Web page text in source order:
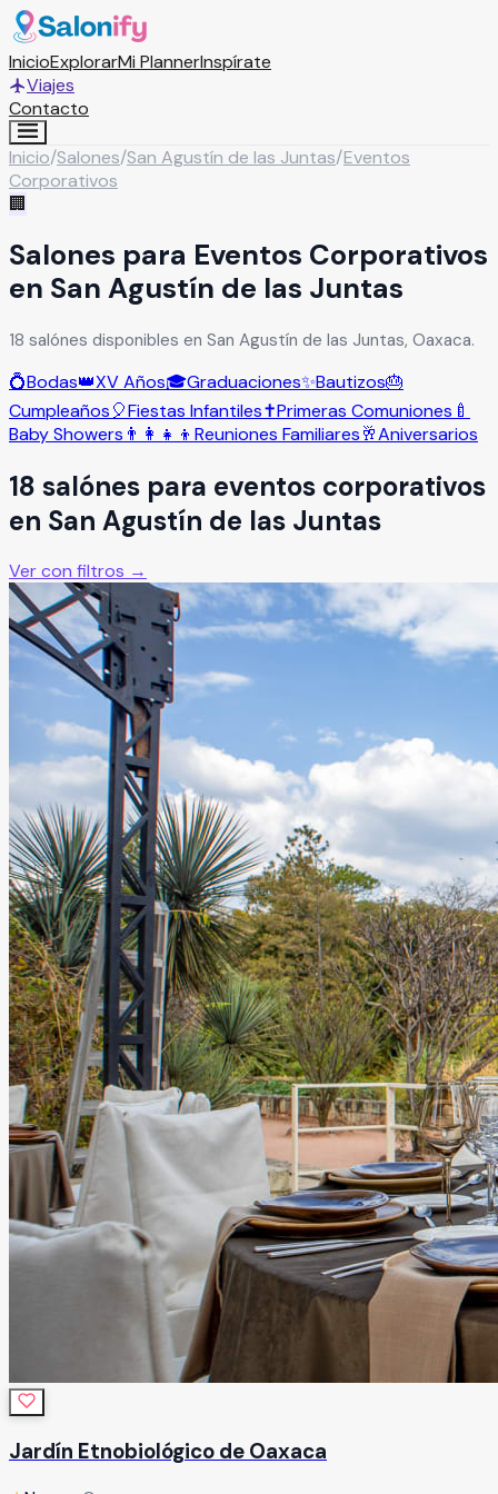
InicioExplorarMi PlannerInspírate
Viajes
Contacto
Inicio/Salones/San Agustín de las Juntas/Eventos
Corporativos
🏢
Salones para Eventos Corporativos
en San Agustín de las Juntas
18 salónes disponibles en San Agustín de las Juntas, Oaxaca.
💍Bodas👑XV Años🎓Graduaciones✨Bautizos🎂
Cumpleaños🎈Fiestas Infantiles✝️Primeras Comuniones 🍼
Baby Showers 👨‍👩‍👧‍👦 Reuniones Familiares🥂Aniversarios
18 salónes para eventos corporativos
en San Agustín de las Juntas
Ver con filtros →
Jardín Etnobiológico de Oaxaca